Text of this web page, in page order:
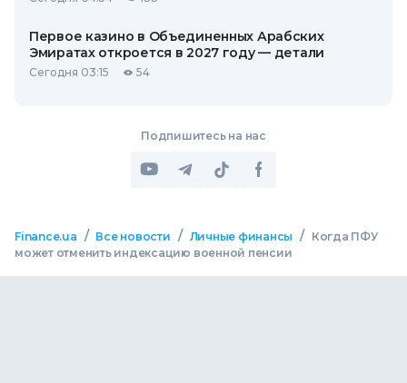
Первое казино в Объединенных Арабских
Эмиратах откроется в 2027 году — детали
Сегодня 03:15 54
Подпишитесь на нас
Finance.ua / Все новости / Личные финансы /
Когда ПФУ
может отменить индексацию военной пенсии